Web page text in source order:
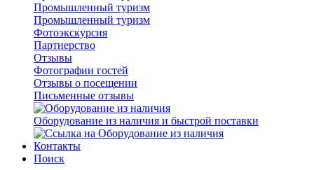
Промышленный туризм
Промышленный туризм
Фотоэкскурсия
Партнерство
Отзывы
Фотографии гостей
Отзывы о посещении
Письменные отзывы
Оборудование из наличия и быстрой поставки
Контакты
Поиск